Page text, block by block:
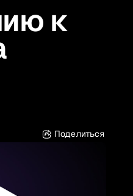
к
Поделиться